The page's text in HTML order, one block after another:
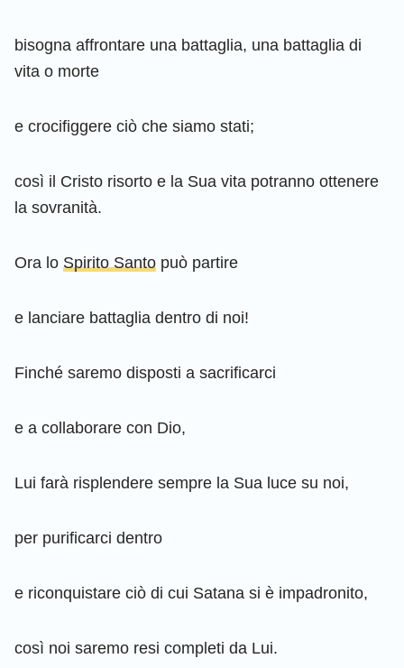
bisogna affrontare una battaglia, una battaglia di
vita o morte
e crocifiggere ciò che siamo stati;
così il Cristo risorto e la Sua vita potranno ottenere
la sovranità.
Ora lo Spirito Santo può partire
e lanciare battaglia dentro di noi!
Finché saremo disposti a sacrificarci
e a collaborare con Dio,
Lui farà risplendere sempre la Sua luce su noi,
per purificarci dentro
e riconquistare ciò di cui Satana si è impadronito,
così noi saremo resi completi da Lui.